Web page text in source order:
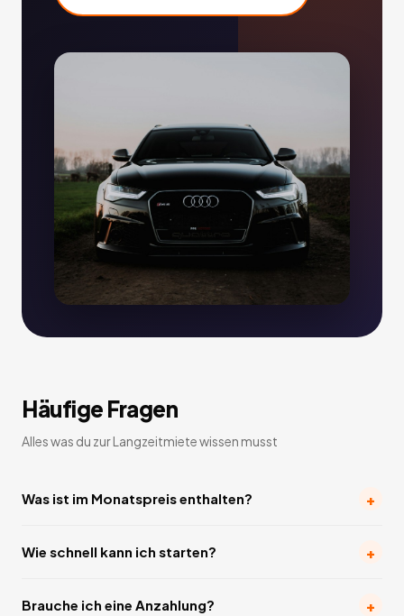
Häufige Fragen
Alles was du zur Langzeitmiete wissen musst
Was ist im Monatspreis enthalten? +
Wie schnell kann ich starten? +
Brauche ich eine Anzahlung? +